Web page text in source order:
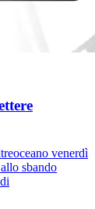
venerdì
sbando